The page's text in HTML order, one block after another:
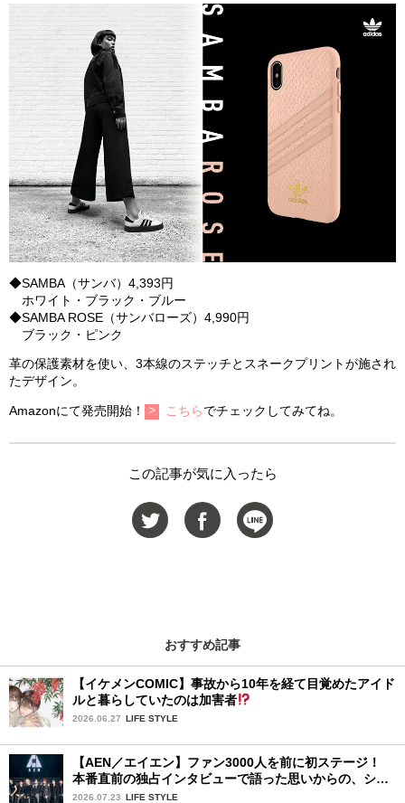
◆SAMBA（サンバ）4,393円
ホワイト・ブラック・ブルー
◆SAMBA ROSE（サンバローズ）4,990円
ブラック・ピンク
革の保護素材を使い、3本線のステッチとスネークプリントが施され
たデザイン。
Amazonにて発売開始！ こちら でチェックしてみてね。
この記事が気に入ったら
おすすめ記事
【イケメンCOMIC】事故から10年を経て目覚めたアイド
ルと暮らしていたのは加害者
2026.06.27 LIFE STYLE
【AEN／エイエン】ファン3000人を前に初ステージ！
本番直前の独占インタビューで語った思いからの、ショ
ーケース完全レポート！
2026.07.23 LIFE STYLE